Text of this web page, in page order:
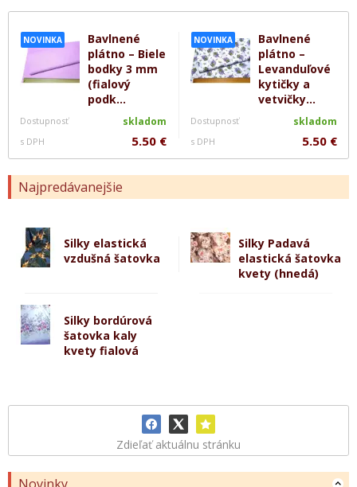
NOVINKA
Bavlnené
plátno – Biele
bodky 3 mm
(fialový
podk...
Dostupnosť skladom
s DPH 5.50 €
NOVINKA
Bavlnené
plátno –
Levanduľové
kytičky a
vetvičky...
Dostupnosť skladom
s DPH 5.50 €
Najpredávanejšie
Silky elastická
vzdušná šatovka
Silky Padavá
elastická šatovka
kvety (hnedá)
Silky bordúrová
šatovka kaly
kvety fialová
Zdieľať aktuálnu stránku